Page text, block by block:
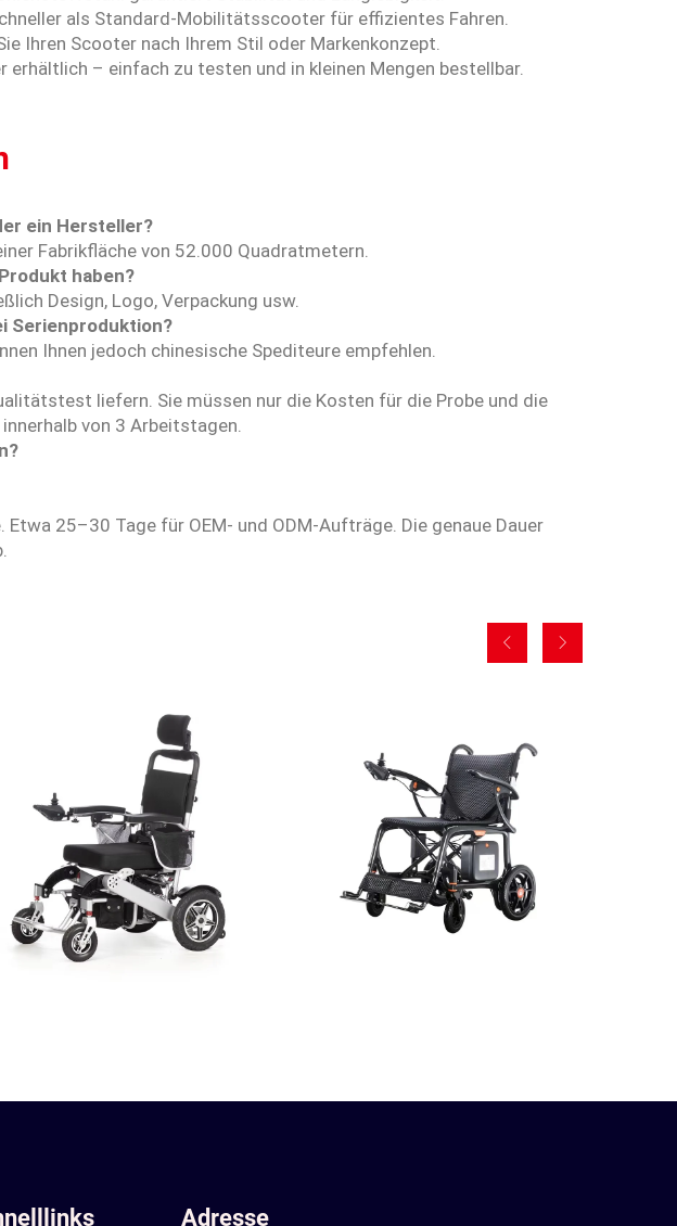
als Standard-Mobilitätsscooter für effizientes Fahren.
Ihren Scooter nach Ihrem Stil oder Markenkonzept.
erhältlich – einfach zu testen und in kleinen Mengen bestellbar.
ein Hersteller?
Fabrikfläche von 52.000 Quadratmetern.
haben?
Design, Logo, Verpackung usw.
Serienproduktion?
Ihnen jedoch chinesische Spediteure empfehlen.
liefern. Sie müssen nur die Kosten für die Probe und die
von 3 Arbeitstagen.
25–30 Tage für OEM- und ODM-Aufträge. Die genaue Dauer
Adresse